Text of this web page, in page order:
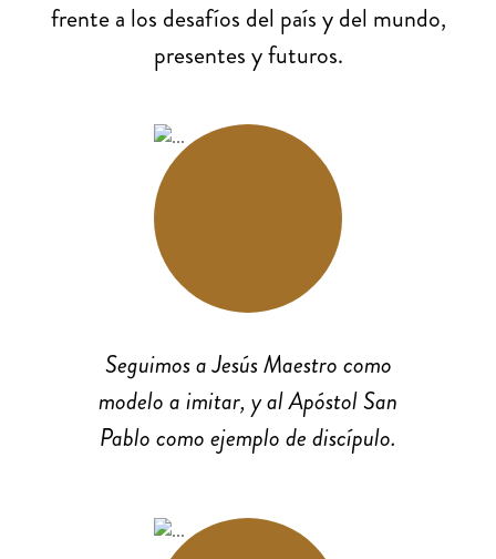
frente a los desafíos del país y del mundo,
presentes y futuros.
Seguimos a Jesús Maestro como
modelo a imitar, y al Apóstol San
Pablo como ejemplo de discípulo.